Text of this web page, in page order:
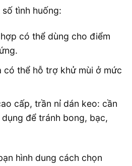
tình huống:
có thể dùng cho điểm
có thể hỗ trợ khử mùi ở mức
cấp, trần nỉ dán keo: cần
để tránh bong, bạc,
hình dung cách chọn